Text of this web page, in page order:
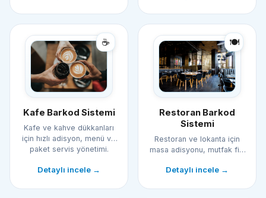
☕
Kafe Barkod Sistemi
Kafe ve kahve dükkanları
için hızlı adisyon, menü ve
paket servis yönetimi.
Detaylı incele →
🍽️
Restoran Barkod
Sistemi
Restoran ve lokanta için
masa adisyonu, mutfak fişi
Detaylı incele →